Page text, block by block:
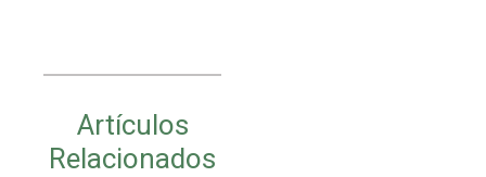
Artículos
Relacionados